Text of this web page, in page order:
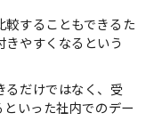
することもできるた
やすくなるという
るだけではなく、受
いった社内でのデー